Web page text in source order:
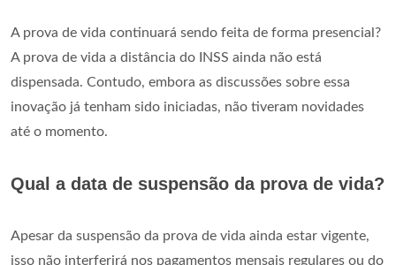
A prova de vida continuará sendo feita de forma presencial?
A prova de vida a distância do INSS ainda não está
dispensada. Contudo, embora as discussões sobre essa
inovação já tenham sido iniciadas, não tiveram novidades
até o momento.
Qual a data de suspensão da prova de vida?
Apesar da suspensão da prova de vida ainda estar vigente,
isso não interferirá nos pagamentos mensais regulares ou do